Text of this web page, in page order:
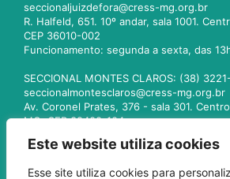
Este website utiliza cookies
Esse site utiliza cookies para
seccionaljuizdefora@cress-mg.org.br
R. Halfeld, 651. 10º andar, sala 1001.
CEP 36010-002
Funcionamento: segunda a sexta, das
SECCIONAL MONTES CLAROS: (38)
seccionalmontesclaros@cress-mg.org.br
Av. Coronel Prates, 376 - sala 301.
MG. CEP 39400-104